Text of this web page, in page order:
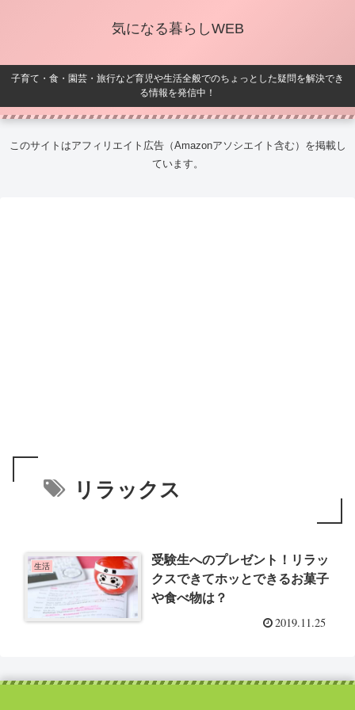
気になる暮らしWEB
子育て・食・園芸・旅行など育児や生活全般でのちょっとした疑問を解決でき
る情報を発信中！
このサイトはアフィリエイト広告（Amazonアソシエイト含む）を掲載し
ています。
リラックス
生活
受験生へのプレゼント！リラッ
クスできてホッとできるお菓子
や食べ物は？
2019.11.25